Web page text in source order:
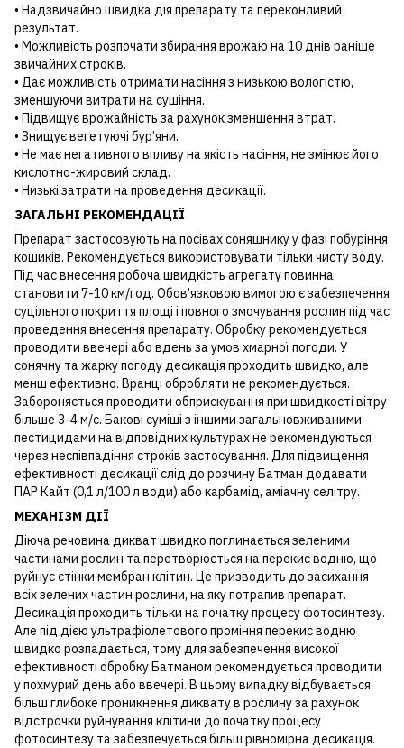
• Надзвичайно швидка дія препарату та переконливий
результат.
• Можливість розпочати збирання врожаю на 10 днів раніше
звичайних строків.
• Дає можливість отримати насіння з низькою вологістю,
зменшуючи витрати на сушіння.
• Підвищує врожайність за рахунок зменшення втрат.
• Знищує вегетуючі бур’яни.
• Не має негативного впливу на якість насіння, не змінює його
кислотно-жировий склад.
• Низькі затрати на проведення десикації.
ЗАГАЛЬНІ РЕКОМЕНДАЦІЇ
Препарат застосовують на посівах соняшнику у фазі побуріння
кошиків. Рекомендується використовувати тільки чисту воду.
Під час внесення робоча швидкість агрегату повинна
становити 7-10 км/год. Обов’язковою вимогою є забезпечення
суцільного покриття площі і повного змочування рослин під час
проведення внесення препарату. Обробку рекомендується
проводити ввечері або вдень за умов хмарної погоди. У
сонячну та жарку погоду десикація проходить швидко, але
менш ефективно. Вранці обробляти не рекомендується.
Забороняється проводити обприскування при швидкості вітру
більше 3-4 м/с. Бакові суміші з іншими загальновживаними
пестицидами на відповідних культурах не рекомендуються
через неспівпадіння строків застосування. Для підвищення
ефективності десикації слід до розчину Батман додавати
ПАР Кайт (0,1 л/100 л води) або карбамід, аміачну селітру.
МЕХАНІЗМ ДІЇ
Діюча речовина дикват швидко поглинається зеленими
частинами рослин та перетворюється на перекис водню, що
руйнує стінки мембран клітин. Це призводить до засихання
всіх зелених частин рослини, на яку потрапив препарат.
Десикація проходить тільки на початку процесу фотосинтезу.
Але під дією ультрафіолетового проміння перекис водню
швидко розпадається, тому для забезпечення високої
ефективності обробку Батманом рекомендується проводити
у похмурий день або ввечері. В цьому випадку відбувається
більш глибоке проникнення диквату в рослину за рахунок
відстрочки руйнування клітини до початку процесу
фотосинтезу та забезпечується більш рівномірна десикація.